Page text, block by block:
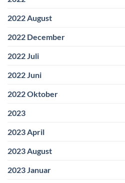
2022 August
2022 December
2022 Juli
2022 Juni
2022 Oktober
2023
2023 April
2023 August
2023 Januar